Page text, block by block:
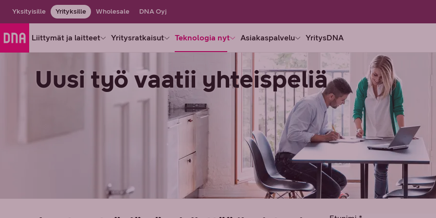
Yksityisille Yrityksille Wholesale DNA Oyj
Liittymät ja laitteet Yritysratkaisut Teknologia nyt Asiakaspalvelu YritysDNA
Uusi työ vaatii yhteispeliä